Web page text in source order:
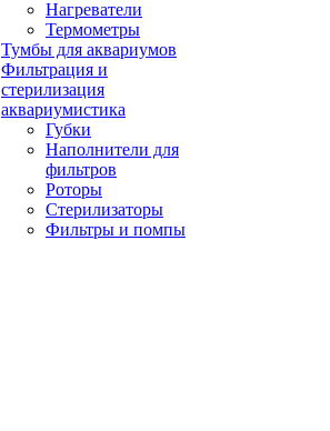
Нагреватели
Термометры
Тумбы для аквариумов
Фильтрация и
стерилизация
аквариумистика
Губки
Наполнители для
фильтров
Роторы
Стерилизаторы
Фильтры и помпы